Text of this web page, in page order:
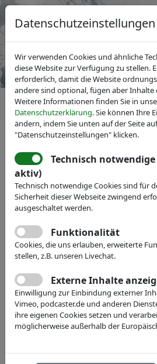
IVAM Fachverband für Mikrotechnik
Über IVAM
Datenschutzeinstellungen
Wir verwenden Cookies und ähnliche
diese Website zur Verfügung zu stellen.
erforderlich, damit die Website
andere sind optional, fügen aber
Weitere Informationen finden Sie in
Datenschutzerklärung. Sie können Ihre
ändern, indem Sie unten auf der Seite auf
"Datenschutzeinstellungen" klicken.
Technisch
aktiv)
Technisch notwendige Cookies sind für
Sicherheit dieser Webseite zwingend
ausgeschaltet werden.
Funktionalität
Cookies, die uns erlauben, erweiterte
stellen, z.B. unseren Livechat.
Externe Inhalte
Einwilligung zur Einbindung externer
Vimeo, podcaster.de und anderen
ihre eigenen Cookies setzen und
möglicherweise außerhalb der